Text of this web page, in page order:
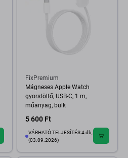
FixPremium
Mágneses Apple Watch
gyorstöltő, USB-C, 1 m,
műanyag, bulk
5 600 Ft
VÁRHATÓ TELJESÍTÉS 4 db,
(03.09.2026)